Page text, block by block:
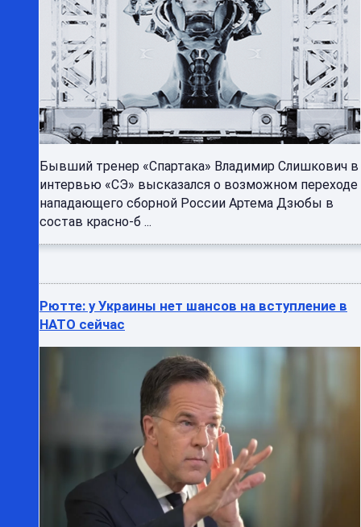
Бывший тренер «Спартака» Владимир Слишкович в
интервью «СЭ» высказался о возможном переходе
нападающего сборной России Артема Дзюбы в
состав красно-б ...
Рютте: у Украины нет шансов на вступление в
НАТО сейчас